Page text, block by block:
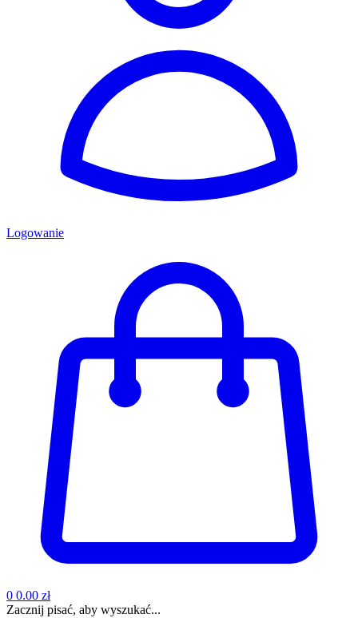
Logowanie
0 0.00 zł
Zacznij pisać, aby wyszukać...